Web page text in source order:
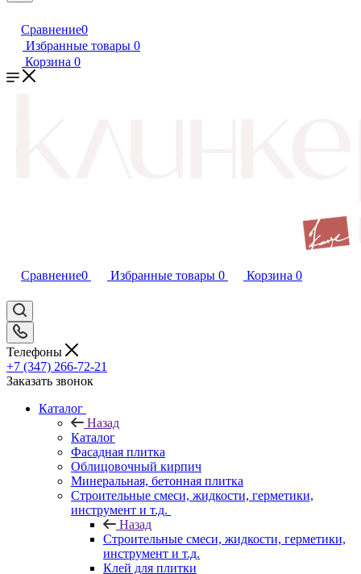
Сравнение0
Избранные товары 0
Корзина 0
Сравнение0 Избранные товары 0 Корзина 0
Телефоны
+7 (347) 266-72-21
Заказать звонок
Каталог
Назад
Каталог
Фасадная плитка
Облицовочный кирпич
Минеральная, бетонная плитка
Строительные смеси, жидкости, герметики,
инструмент и т.д.
Назад
Строительные смеси, жидкости, герметики,
инструмент и т.д.
Клей для плитки